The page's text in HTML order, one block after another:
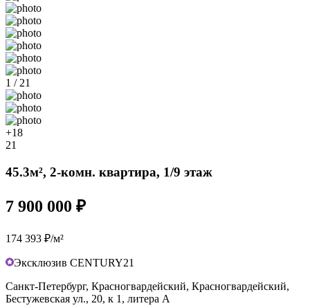
1 / 21
+18
21
45.3м², 2-комн. квартира, 1/9 этаж
7 900 000 ₽
174 393 ₽/м²
Эксклюзив CENTURY21
Санкт-Петербург, Красногвардейский, Красногвардейский,
Бестужевская ул., 20, к 1, литера А